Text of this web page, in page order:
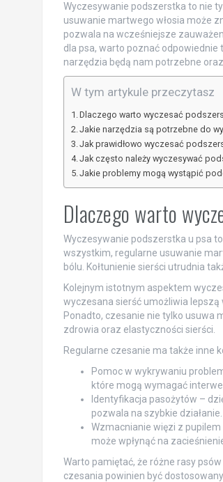
Wyczesywanie podszerstka to nie
usuwanie martwego włosia może
pozwala na wcześniejsze
dla psa, warto poznać odpowiednie
narzędzia będą nam potrzebne
W tym artykule przeczytasz
Dlaczego warto wyczesać
Jakie narzędzia są potrzebne do
Jak prawidłowo wyczesać
Jak często należy wyczesywać
Jakie problemy mogą wystąpić
Dlaczego warto
Wyczesywanie podszerstka u psa
wszystkim, regularne usuwanie
bólu. Kołtunienie sierści utrudnia
Kolejnym istotnym aspektem
wyczesana sierść umożliwia
Ponadto, czesanie nie tylko usuwa
zdrowia oraz elastyczności sierści.
Regularne czesanie ma także inne
Pomoc w wykrywaniu
które mogą wymagać
Identyfikacja pasożytów –
pozwala na szybkie działanie.
Wzmacnianie więzi z
może wpłynąć na
Warto pamiętać, że różne rasy
czesania powinien być